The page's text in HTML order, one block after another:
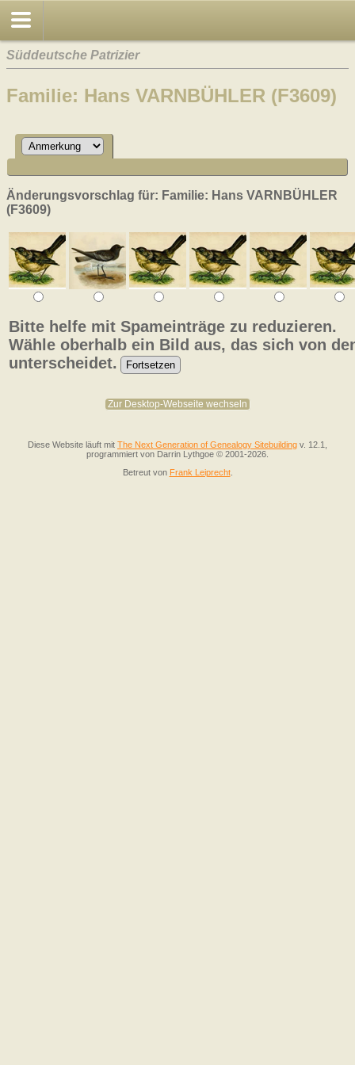
Süddeutsche Patrizier
Familie: Hans VARNBÜHLER (F3609)
Änderungsvorschlag für: Familie: Hans VARNBÜHLER
(F3609)
Bitte helfe mit Spameinträge zu reduzieren.
Wähle oberhalb ein Bild aus, das sich von
unterscheidet.
Zur Desktop-Webseite wechseln
Diese Website läuft mit The Next Generation of Genealogy Sitebuilding v. 12.1,
programmiert von Darrin Lythgoe © 2001-2026.
Betreut von Frank Leiprecht.